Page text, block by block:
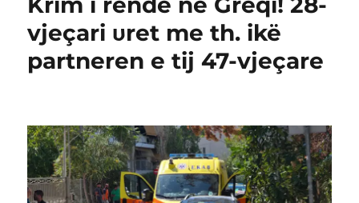
vjeçari υret me th. ikë
partneren e tij 47-vjeçare